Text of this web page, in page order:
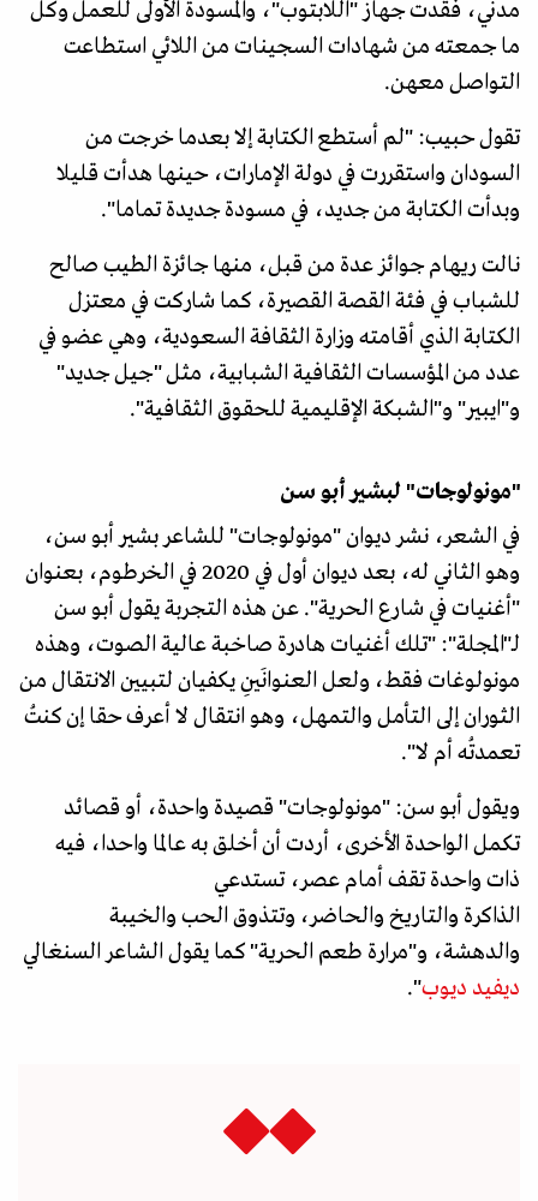
مدني، فقدت جهاز "اللابتوب"، والمسودة الأولى للعمل وكل
ما جمعته من شهادات السجينات من اللائي استطاعت
التواصل معهن.
تقول حبيب: "لم أستطع الكتابة إلا بعدما خرجت من
السودان واستقررت في دولة الإمارات، حينها هدأت قليلا
وبدأت الكتابة من جديد، في مسودة جديدة تماما".
نالت ريهام جوائز عدة من قبل، منها جائزة الطيب صالح
للشباب في فئة القصة القصيرة، كما شاركت في معتزل
الكتابة الذي أقامته وزارة الثقافة السعودية، وهي عضو في
عدد من المؤسسات الثقافية الشبابية، مثل "جيل جديد"
و"ايبير" و"الشبكة الإقليمية للحقوق الثقافية".
"مونولوجات" لبشير أبو سن
في الشعر، نشر ديوان "مونولوجات" للشاعر بشير أبو سن،
وهو الثاني له، بعد ديوان أول في 2020 في الخرطوم، بعنوان
"أغنيات في شارع الحرية". عن هذه التجربة يقول أبو سن
لـ"المجلة": "تلك أغنيات هادرة صاخبة عالية الصوت، وهذه
مونولوغات فقط، ولعل العنوانَينِ يكفيان لتبيين الانتقال من
الثوران إلى التأمل والتمهل، وهو انتقال لا أعرف حقا إن كنتُ
تعمدتُه أم لا".
ويقول أبو سن: "مونولوجات" قصيدة واحدة، أو قصائد
تكمل الواحدة الأخرى، أردت أن أخلق به عالما واحدا، فيه
ذات واحدة تقف أمام عصر، تستدعي
الذاكرة والتاريخ والحاضر، وتتذوق الحب والخيبة
والدهشة، و"مرارة طعم الحرية" كما يقول الشاعر السنغالي
ديفيد ديوب".